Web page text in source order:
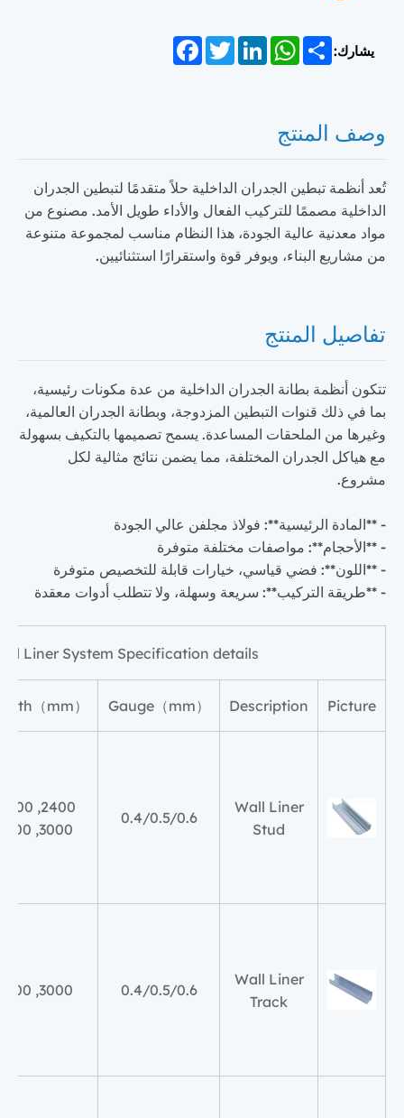
يشارك: FacebookTwitterLinkedInWhatsAppShare
وصف المنتج
تُعد أنظمة تبطين الجدران الداخلية حلاً متقدمًا لتبطين الجدران
الداخلية مصممًا للتركيب الفعال والأداء طويل الأمد. مصنوع من
مواد معدنية عالية الجودة، هذا النظام مناسب لمجموعة متنوعة
من مشاريع البناء، ويوفر قوة واستقرارًا استثنائيين.
تفاصيل المنتج
تتكون أنظمة بطانة الجدران الداخلية من عدة مكونات رئيسية،
بما في ذلك قنوات التبطين المزدوجة، وبطانة الجدران العالمية،
وغيرها من الملحقات المساعدة. يسمح تصميمها بالتكيف بسهولة
مع هياكل الجدران المختلفة، مما يضمن نتائج مثالية لكل
مشروع.
- **المادة الرئيسية**: فولاذ مجلفن عالي الجودة
- **الأحجام**: مواصفات مختلفة متوفرة
- **اللون**: فضي قياسي، خيارات قابلة للتخصيص متوفرة
- **طريقة التركيب**: سريعة وسهلة، ولا تتطلب أدوات معقدة
Liner System Specification details
Picture
Description
Gauge（mm）
（mm）
Wall Liner
Stud
0.4/0.5/0.6
3000, 3600
Wall Liner
Track
0.4/0.5/0.6
3000, 3600